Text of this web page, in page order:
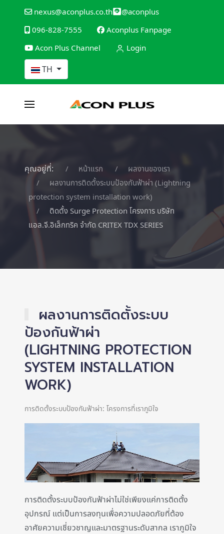
nexus@aconplus.co.th
@aconplus
096-828-7555
Aconplus Fanpage
Acon Plus Channel
Login
เลือกภาษาของคุณ
TH
คุณอยู่ที่: หน้าแรก
ผลงานของเรา
ผลงานการติดตั้งระบบป้องกันฟ้าผ่า (Lightning
protection system installation work)
ติดตั้ง Surge Protection โครงการ บริษัท
แอล.จี.อิเล็กทริค จำกัด CRITEX TDX SERIES
ผลงานการติดตั้งระบบ
ป้องกันฟ้าผ่า
(LIGHTNING PROTECTION
SYSTEM INSTALLATION
WORK)
การติดตั้งระบบป้องกันฟ้าผ่า: โครงการที่เราภูมิใจ
การติดตั้งระบบป้องกันฟ้าผ่าไม่ใช่เพียงแค่การติดตั้ง
อุปกรณ์ แต่เป็นการลงทุนเพื่อความปลอดภัยที่ต้อง
อาศัยความเชี่ยวชาญและมาตรฐานระดับสากล เราภูมิใจ